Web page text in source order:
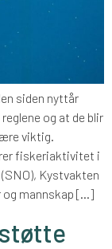
siden nyttår
og at de blir
viktig.
fiskeriaktivitet i
Kystvakten
og mannskap […]